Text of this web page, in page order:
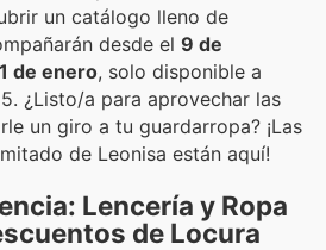
un catálogo lleno de
desde el 9 de
de enero, solo disponible a
¿Listo/a para aprovechar las
un giro a tu guardarropa? ¡Las
de Leonisa están aquí!
Lencería y Ropa
de Locura